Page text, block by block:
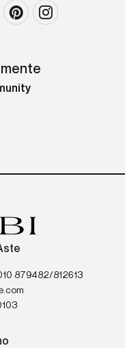
879482/812613